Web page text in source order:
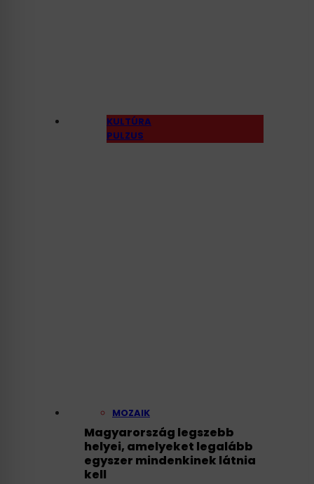
KULTÚRA
PULZUS
MOZAIK
Magyarország legszebb
helyei, amelyeket legalább
egyszer mindenkinek látnia
kell